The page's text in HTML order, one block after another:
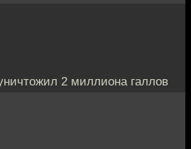
2 миллиона галлов